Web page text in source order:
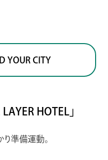
YOUR CITY
HOTEL」
り準備運動。